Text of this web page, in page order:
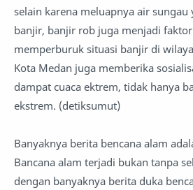
selain karena meluapnya air
banjir, banjir rob juga menjadi
memperburuk situasi banjir di
Kota Medan juga memberika
dampat cuaca ektrem, tidak hanya
ekstrem. (detiksumut)
Banyaknya berita bencana alam
Bancana alam terjadi bukan tanpa
dengan banyaknya berita duka